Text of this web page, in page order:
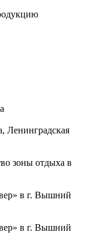
Ленинградская
зоны отдыха в
в г. Вышний
в г. Вышний